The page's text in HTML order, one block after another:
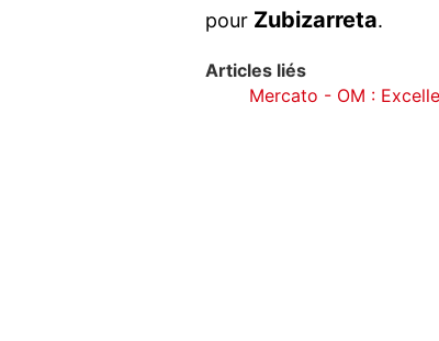
pour Zubizarreta.
Articles liés
Mercato - OM :